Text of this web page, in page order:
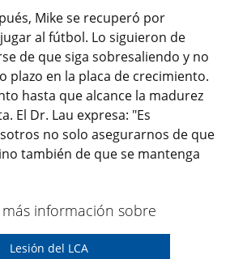
Mike se recuperó por
al fútbol. Lo siguieron de
de que siga sobresaliendo y no
plazo en la placa de crecimiento.
hasta que alcance la madurez
El Dr. Lau expresa: "Es
no solo asegurarnos de que
también de que se mantenga
información sobre
Lesión del LCA